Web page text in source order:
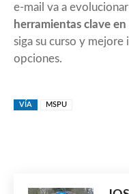
e-mail va a
herramientas clave
siga su curso y
opciones.
VÍA MSPU